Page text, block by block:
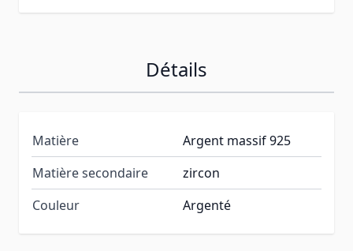
Détails
Matière
Argent massif 925
Matière secondaire
zircon
Couleur
Argenté